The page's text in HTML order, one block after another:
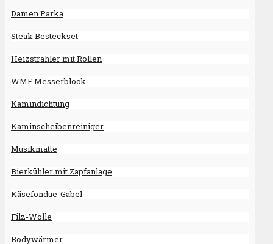
Damen Parka
Steak Besteckset
Heizstrahler mit Rollen
WMF Messerblock
Kamindichtung
Kaminscheibenreiniger
Musikmatte
Bierkühler mit Zapfanlage
Käsefondue-Gabel
Filz-Wolle
Bodywärmer